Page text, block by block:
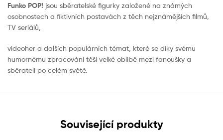
Funko POP! jsou sběratelské figurky založené na známých
osobnostech a fiktivních postavách z těch nejznámějších filmů,
TV seriálů,
videoher a dalších populárních témat, které se díky svému
humornému zpracování těší velké oblibě mezi fanoušky a
sběrateli po celém světě.
Související produkty